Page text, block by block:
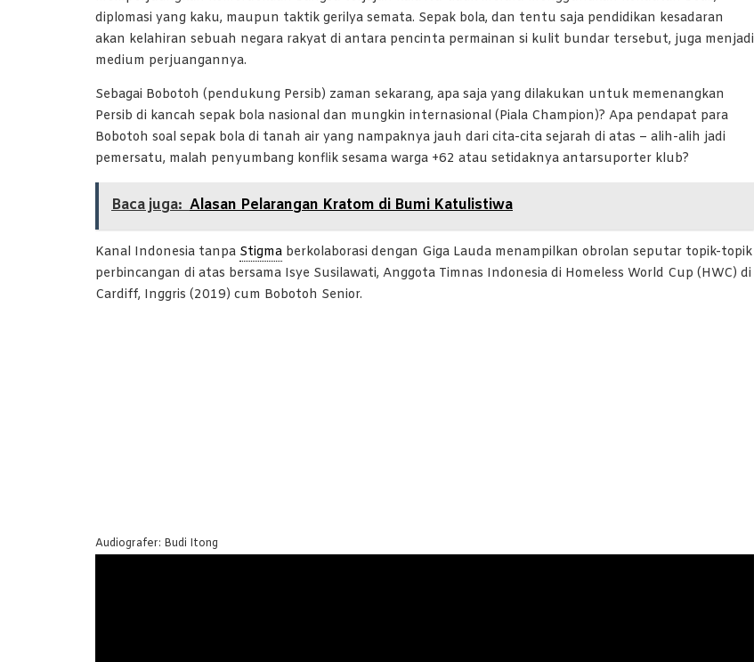
diplomasi yang kaku, maupun taktik gerilya semata. Sepak bola, dan tentu saja pendidikan kesadaran
akan kelahiran sebuah negara rakyat di antara pencinta permainan si kulit bundar tersebut, juga menjadi
medium perjuangannya.
Sebagai Bobotoh (pendukung Persib) zaman sekarang, apa saja yang dilakukan untuk memenangkan
Persib di kancah sepak bola nasional dan mungkin internasional (Piala Champion)? Apa pendapat para
Bobotoh soal sepak bola di tanah air yang nampaknya jauh dari cita-cita sejarah di atas – alih-alih jadi
pemersatu, malah penyumbang konflik sesama warga +62 atau setidaknya antarsuporter klub?
Baca juga: Alasan Pelarangan Kratom di Bumi Katulistiwa
Kanal Indonesia tanpa Stigma berkolaborasi dengan Giga Lauda menampilkan obrolan seputar topik-topik
perbincangan di atas bersama Isye Susilawati, Anggota Timnas Indonesia di Homeless World Cup (HWC) di
Cardiff, Inggris (2019) cum Bobotoh Senior.
Audiografer: Budi Itong